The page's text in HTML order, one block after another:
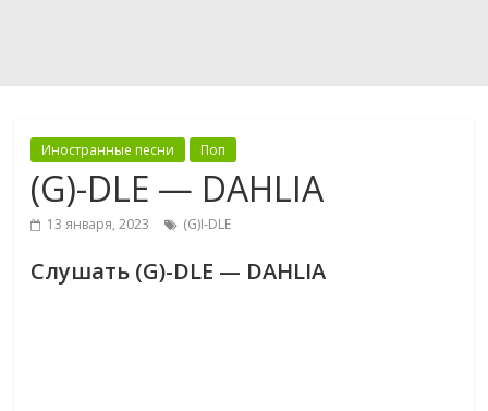
Иностранные песни Поп
(G)-DLE — DAHLIA
13 января, 2023 (G)I-DLE
Слушать (G)-DLE — DAHLIA